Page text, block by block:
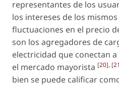
representantes de los
los intereses de los
fluctuaciones en el precio
son los agregadores de
electricidad que conectan
el mercado mayorista [20], [21
bien se puede calificar